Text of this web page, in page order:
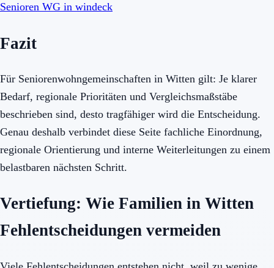
Senioren WG in windeck
Fazit
Für Seniorenwohngemeinschaften in Witten gilt: Je klarer
Bedarf, regionale Prioritäten und Vergleichsmaßstäbe
beschrieben sind, desto tragfähiger wird die Entscheidung.
Genau deshalb verbindet diese Seite fachliche Einordnung,
regionale Orientierung und interne Weiterleitungen zu einem
belastbaren nächsten Schritt.
Vertiefung: Wie Familien in Witten
Fehlentscheidungen vermeiden